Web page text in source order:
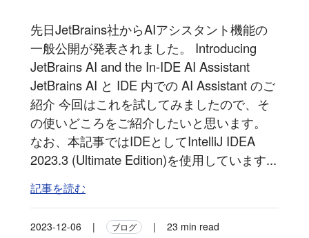
先日JetBrains社からAIアシスタント機能の
一般公開が発表されました。 Introducing
JetBrains AI and the In-IDE AI Assistant
JetBrains AI と IDE 内での AI Assistant のご
紹介 今回はこれを試してみましたので、そ
の使いどころをご紹介したいと思います。
なお、本記事ではIDEとしてIntelliJ IDEA
2023.3 (Ultimate Edition)を使用しています...
記事を読む
2023-12-06 | ブログ | 23 min read